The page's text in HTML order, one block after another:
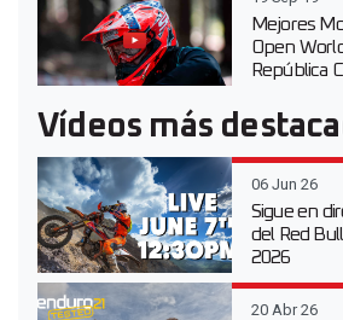
Mejores
Open
República
Vídeos más
06 Jun 26
Sigue en
del Red
2026
20 Abr 26